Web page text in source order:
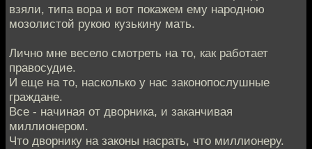
взяли, типа вора и вот покажем ему народною
мозолистой рукою кузькину мать.
Лично мне весело смотреть на то, как работает
правосудие.
И еще на то, насколько у нас законопослушные
граждане.
Все - начиная от дворника, и заканчивая
миллионером.
Что дворнику на законы насрать, что миллионеру.